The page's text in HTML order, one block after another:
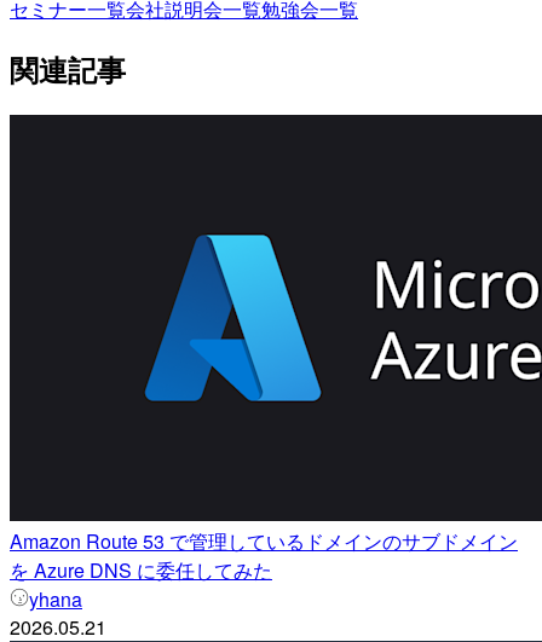
セミナー一覧会社説明会一覧勉強会一覧
関連記事
Amazon Route 53 で管理しているドメインのサブドメイン
を Azure DNS に委任してみた
yhana
2026.05.21